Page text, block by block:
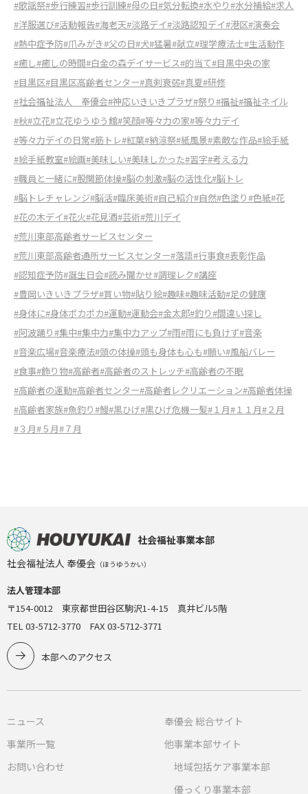
#歌謡祭#歩行練習#歩行訓練#母の日#気分転換#水やり#水分補給#求人
#洋服選び#活動報告#海老天#淡路デイ#淡路認知デイ#港区#演奏会
#熱中症予防#爪みがき#父の日#犬#猛暑#献立#理学療法士#生活動作
#癒し#癒しの時間#白金の森デイサービス#的当て#目黒中央の家
#目黒区#目黒区高齢者センター#真剣衰弱#真夏#研修
#社会福祉法人 奉優会#神応いきいきプラザ#祭り#福祉#福祉ネイル
#秋#立花#立花ゆうゆう館#笑顔#等々力の家#等々力デイ
#等々力デイの日常#筋トレ#紅葉#納涼祭#紙風景#素敵な作品#絵手紙
#絵手紙教室#絵画#美味しい#美味しかった#習字#考える力
#職員と一緒に#股関節体操#脳の刺激#脳の活性化#脳トレ
#脳トレチャレンジ#脳活#臨床美術#自己紹介#自然#色塗り#色紙#花
#花の木デイ#花火#花見酒#芸術#荒川デイ
#荒川東部高齢者サービスセンター
#荒川東部高齢者通所サービスセンター#落語#行事食#表彰作品
#認知症予防#誕生日会#読み聞かせ#調理レク#講座
#豊岡いきいきプラザ#買い物#貼り絵#趣味#趣味活動#足の健康
#身体に#身体ポカポカ#運動#運動会#金太郎#釣り#間違い探し
#阿波踊り#集中#集中力#集中力アップ#雨#雨にも負けず#音楽
#音楽広場#音楽療法#頭の体操#頭も身体も心も#願い#風船バレー
#食事#飾り物#高齢者#高齢者のストレッチ#高齢者の不眠
#高齢者の運動#高齢者センター#高齢者レクリエーション#高齢者体操
#高齢者家族#魚釣り#鰻#黒ひげ#黒ひげ危機一髪#１月#１１月#２月
#３月#５月#７月
社会福祉事業本部
社会福祉法人 奉優会 （ほうゆうかい）
法人管理本部
〒154-0012 東京都世田谷区駒沢1-4-15 真井ビル5階
TEL 03-5712-3770 FAX 03-5712-3771
本部へのアクセス
ニュース
事業所一覧
お問い合わせ
奉優会 総合サイト
他事業本部サイト
地域包括ケア事業本部
優っくり事業本部